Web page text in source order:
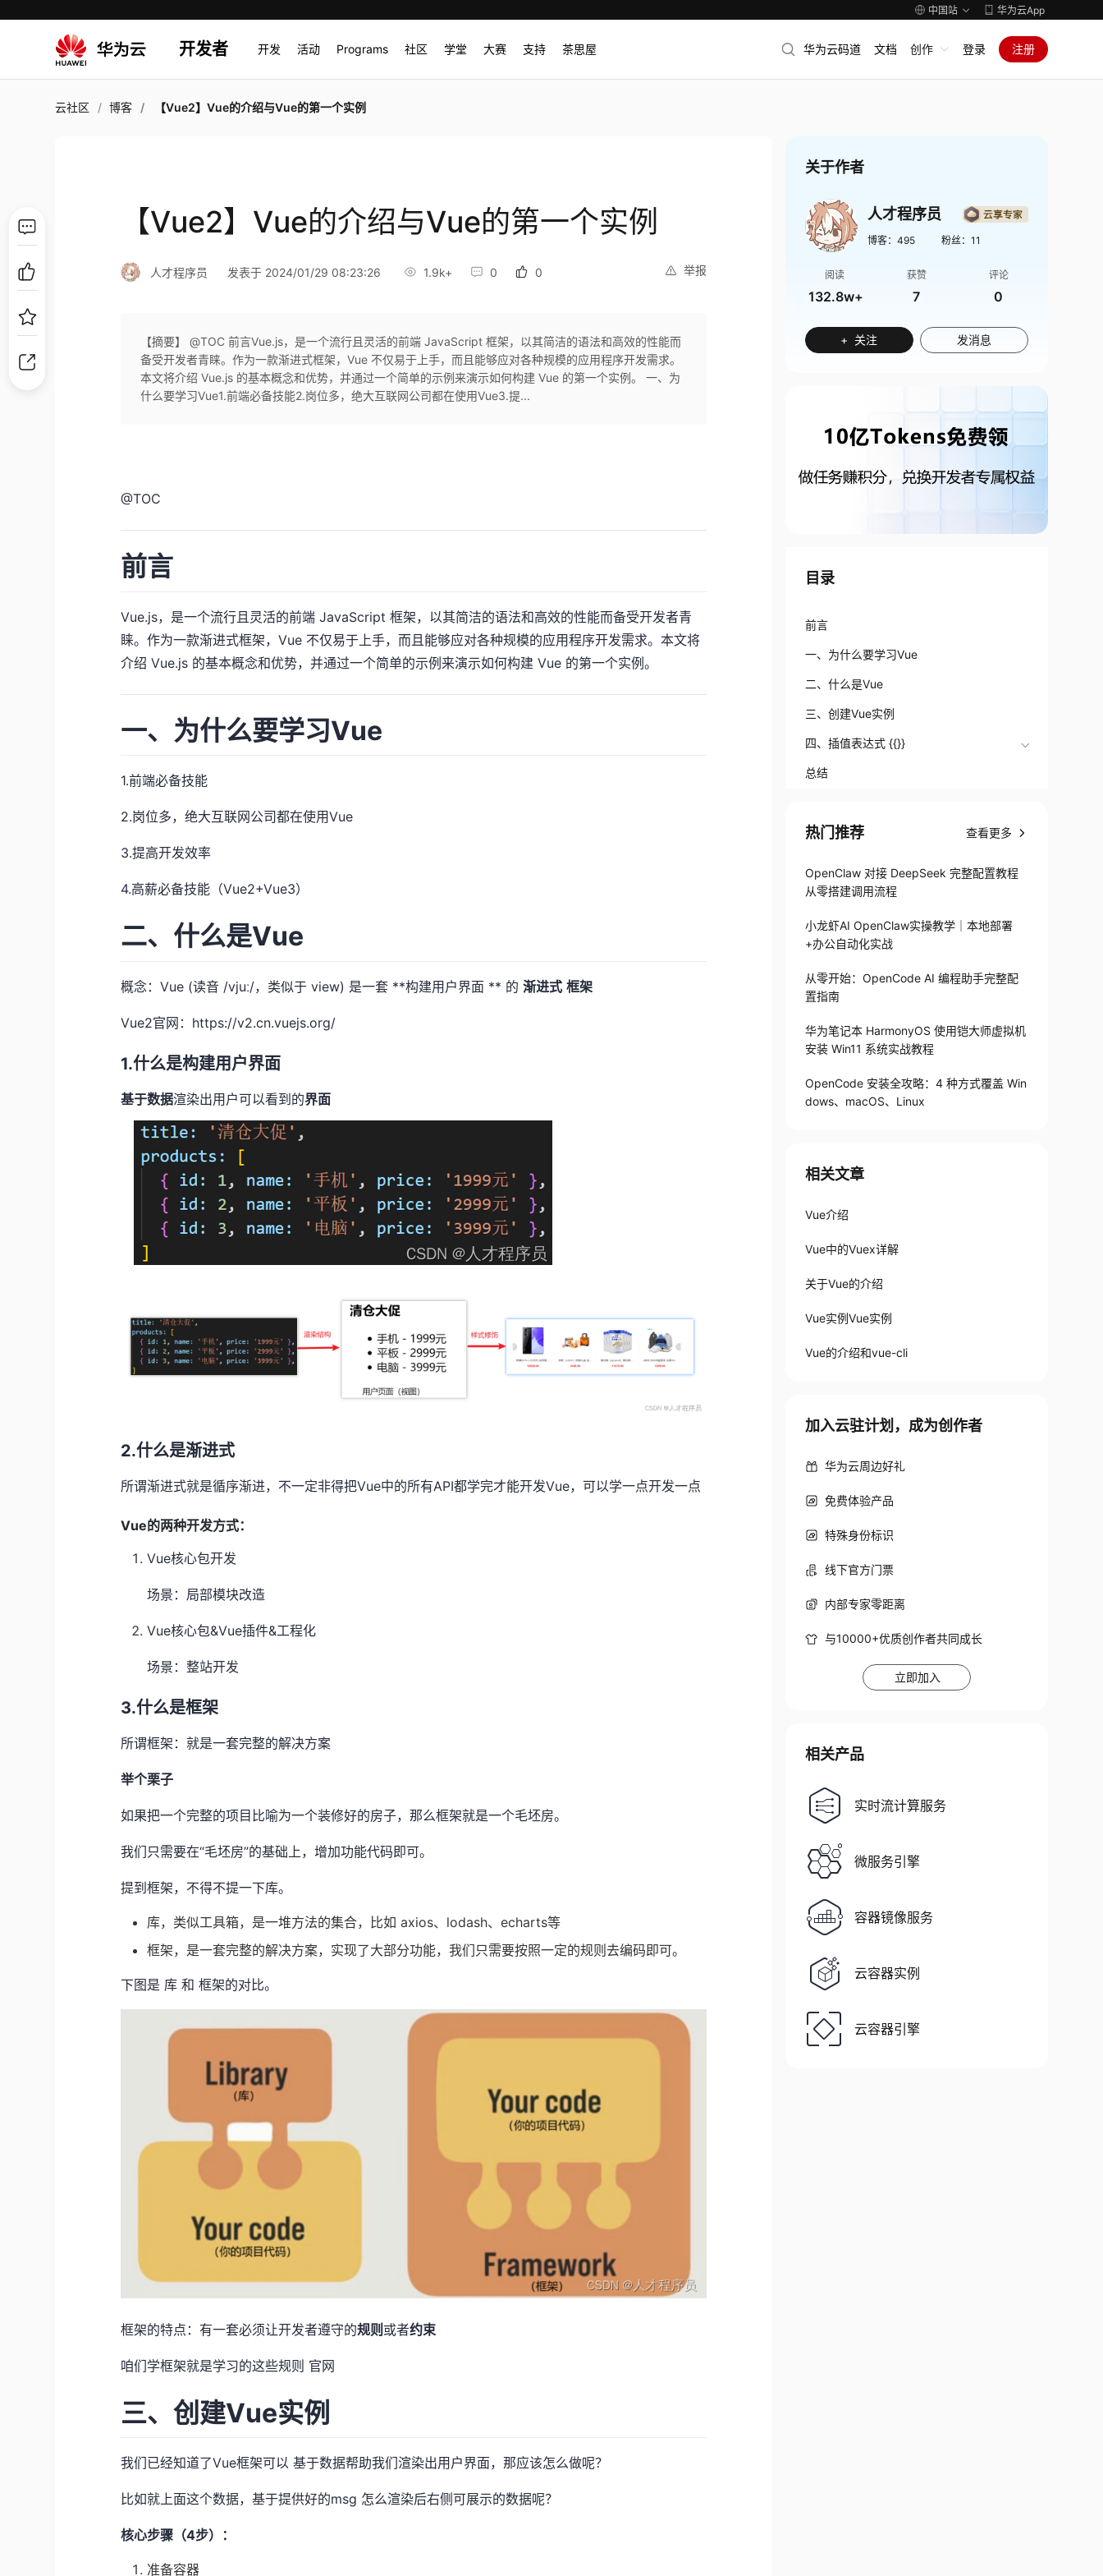
中国站 华为云App
开发者 开发 活动 Programs 社区 学堂 大赛 支持 茶思屋 华为云码道 文档 创作 登录 注册
云社区 博客 【Vue2】Vue的介绍与Vue的第一个实例
【Vue2】Vue的介绍与Vue的第一个实例
举报
人才程序员 发表于 2024/01/29 08:23:26 1.9k+ 0 0
【摘要】 @TOC 前言Vue.js，是一个流行且灵活的前端 JavaScript 框架，以其简洁的语法和高效的性能而
备受开发者青睐。作为一款渐进式框架，Vue 不仅易于上手，而且能够应对各种规模的应用程序开发需求。
本文将介绍 Vue.js 的基本概念和优势，并通过一个简单的示例来演示如何构建 Vue 的第一个实例。 一、为
什么要学习Vue1.前端必备技能2.岗位多，绝大互联网公司都在使用Vue3.提...
@TOC
前言
Vue.js，是一个流行且灵活的前端 JavaScript 框架，以其简洁的语法和高效的性能而备受开发者青
睐。作为一款渐进式框架，Vue 不仅易于上手，而且能够应对各种规模的应用程序开发需求。本文将
介绍 Vue.js 的基本概念和优势，并通过一个简单的示例来演示如何构建 Vue 的第一个实例。
一、为什么要学习Vue
1.前端必备技能
2.岗位多，绝大互联网公司都在使用Vue
3.提高开发效率
4.高薪必备技能（Vue2+Vue3）
二、什么是Vue
概念：Vue (读音 /vjuː/，类似于 view) 是一套 **构建用户界面 ** 的渐进式 框架
Vue2官网： https://v2.cn.vuejs.org/
1.什么是构建用户界面
基于数据渲染出用户可以看到的界面
2.什么是渐进式
所谓渐进式就是循序渐进，不一定非得把Vue中的所有API都学完才能开发Vue，可以学一点开发一点
Vue的两种开发方式：
Vue核心包开发
场景：局部模块改造
Vue核心包&Vue插件&工程化
场景：整站开发
3.什么是框架
所谓框架：就是一套完整的解决方案
举个栗子
如果把一个完整的项目比喻为一个装修好的房子，那么框架就是一个毛坯房。
我们只需要在“毛坯房”的基础上，增加功能代码即可。
提到框架，不得不提一下库。
库，类似工具箱，是一堆方法的集合，比如 axios、lodash、echarts等
框架，是一套完整的解决方案，实现了大部分功能，我们只需要按照一定的规则去编码即可。
下图是 库 和 框架的对比。
框架的特点：有一套必须让开发者遵守的规则 或者约束
咱们学框架就是学习的这些规则 官网
三、创建Vue实例
我们已经知道了Vue框架可以 基于数据帮助我们渲染出用户界面，那应该怎么做呢？
比如就上面这个数据，基于提供好的msg 怎么渲染后右侧可展示的数据呢？
核心步骤（4步）：
准备容器
关于作者
人才程序员
博客： 495 粉丝： 11
阅读
132.8w+
获赞
7
评论
0
+ 关注 发消息
目录
前言
一、为什么要学习Vue
二、什么是Vue
三、创建Vue实例
四、插值表达式 {{}}
总结
热门推荐 查看更多
OpenClaw 对接 DeepSeek 完整配置教程
从零搭建调用流程
小龙虾AI OpenClaw实操教学｜本地部署
+办公自动化实战
从零开始：OpenCode AI 编程助手完整配
置指南
华为笔记本 HarmonyOS 使用铠大师虚拟机
安装 Win11 系统实战教程
OpenCode 安装全攻略：4 种方式覆盖 Win
dows、macOS、Linux
相关文章
Vue介绍
Vue中的Vuex详解
关于Vue的介绍
Vue实例Vue实例
Vue的介绍和vue-cli
加入云驻计划，成为创作者
华为云周边好礼
免费体验产品
特殊身份标识
线下官方门票
内部专家零距离
与10000+优质创作者共同成长
立即加入
相关产品
实时流计算服务
微服务引擎
容器镜像服务
云容器实例
云容器引擎